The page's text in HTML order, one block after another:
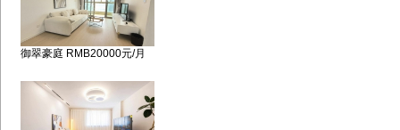
御翠豪庭 RMB20000元/月